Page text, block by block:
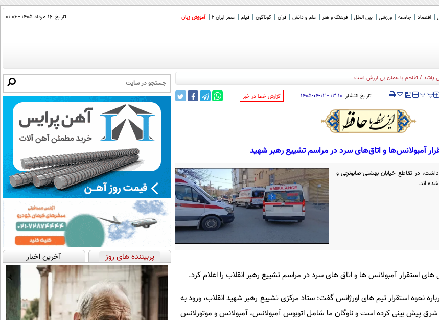
اقتصاد جامعه ورزشی بین الملل فرهنگ و هنر علم و دانش قرآن گوناگون فیلم عصر ایران 2 آموزش زبان تاریخ: ۱۶ مرداد ۱۴۰۵ - ۰۱:۰۶
‍‍‍ پپ تاریخ انتشار: ۱۳:۱۰ - ۱۲-۰۴-۱۴۰۵ ‌گزارش خطا در خبر
آمبولانس‌ها و اتاق‌های سرد در مراسم تشییع رهبر شهید
در تقاطع خیابان بهشتی-صابونچی و
اند.
استقرار آمبولانس ها و اتاق های سرد در مراسم تشییع رهبر انقلاب را اعلام کرد.
نحوه استقرار تیم های اورژانس گفت: ستاد مرکزی تشییع رهبر شهید انقلاب، ورود به
پیش بینی کرده است و ناوگان ما شامل اتوبوس آمبولانس، آمبولانس و موتورلانس
پربیننده های روز آخرین اخبار